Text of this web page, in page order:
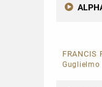
FRANCIS
Guglielmo